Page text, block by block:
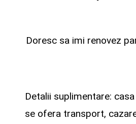
Doresc sa imi renovez
Detalii suplimentare:
se ofera transport,